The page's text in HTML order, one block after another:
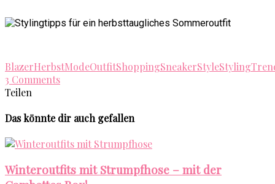
BlazerHerbstModeOutfitShoppingSneakerStyleStyling
3 Comments
Teilen
Das könnte dir auch gefallen
Winteroutfits mit Strumpfhose – mit der